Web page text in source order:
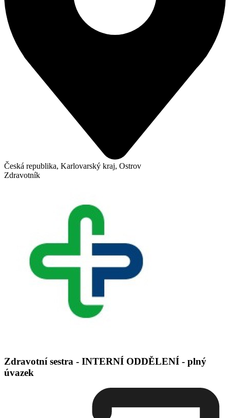
Česká republika, Karlovarský kraj, Ostrov
Zdravotník
Zdravotní sestra - INTERNÍ ODDĚLENÍ - plný
úvazek